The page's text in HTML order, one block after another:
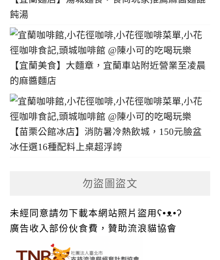
飩湯
【宜蘭美食】大麵章，宜蘭車站附近營業至凌晨
的麻醬麵店
【苗栗公館冰店】消防暑冷熱飲城，150元臉盆
冰任選16種配料上桌超浮誇
勿盜圖盜文
未經同意請勿下載本網站照片盜用ʕ•ᴥ•ʔ
廣告收入部份伙食費，贊助流浪貓協會